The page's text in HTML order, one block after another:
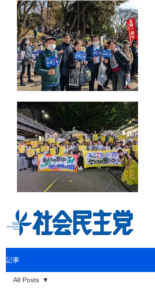
記事
All Posts